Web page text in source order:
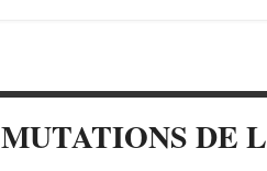
MUTATIONS DE